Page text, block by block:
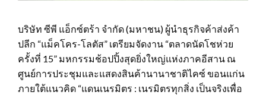
บริษัท ซีพี แอ็กซ์ตร้า จำกัด (มหาชน) ผู้นำธุรกิจค้าส่งค้า
ปลีก “แม็คโคร-โลตัส” เตรียมจัดงาน “ตลาดนัดโชห่วย
ครั้งที่ 15” มหกรรมช้อปปิ้งสุดยิ่งใหญ่แห่งภาคอีสาน ณ
ศูนย์การประชุมและแสดงสินค้านานาชาติไคซ์ ขอนแก่น
ภายใต้แนวคิด “แดนเนรมิตร : เนรมิตรทุกสิ่ง เป็นจริงเพื่อ